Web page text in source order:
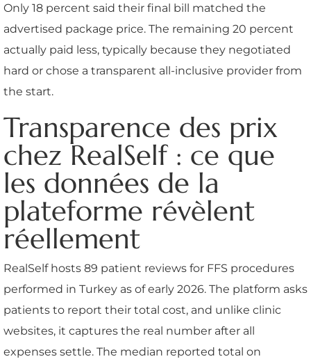
Only 18 percent said their final bill matched the
advertised package price. The remaining 20 percent
actually paid less, typically because they negotiated
hard or chose a transparent all-inclusive provider from
the start.
Transparence des prix
chez RealSelf : ce que
les données de la
plateforme révèlent
réellement
RealSelf hosts 89 patient reviews for FFS procedures
performed in Turkey as of early 2026. The platform asks
patients to report their total cost, and unlike clinic
websites, it captures the real number after all
expenses settle. The median reported total on